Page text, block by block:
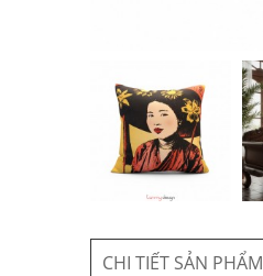
CHI TIẾT SẢN PHẨM